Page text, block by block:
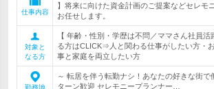
仕事内容
】将来に向けた資金計画のご提案などセレモ
お任せします。
対象と
なる方
【 年齢・性別・学歴は不問／ママさん社員
る方はCLICK⇒人と関わる仕事がしたい方・
事と家庭を両立したい方
勤務地
～ 転居を伴う転勤ナシ！あなたの好きな街
ターン歓迎 セレモニープランナー…